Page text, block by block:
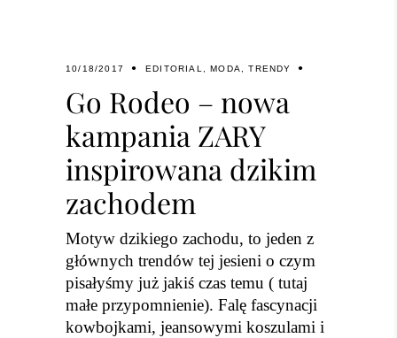
10/18/2017 EDITORIAL,MODA,TRENDY
Go Rodeo – nowa
kampania ZARY
inspirowana dzikim
zachodem
Motyw dzikiego zachodu, to jeden z
głównych trendów tej jesieni o czym
pisałyśmy już jakiś czas temu ( tutaj
małe przypomnienie). Falę fascynacji
kowbojkami, jeansowymi koszulami i